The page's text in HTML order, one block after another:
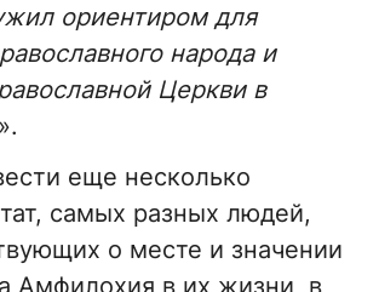
ориентиром для
народа и
Церкви в
еще несколько
самых разных людей,
о месте и значении
Амфилохия в их жизни, в